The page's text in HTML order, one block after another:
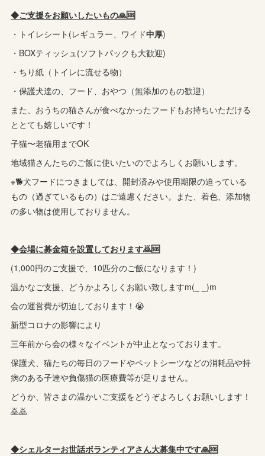
◆ご支援をお願いしたいもの🙏🆘️
・トイレシート(レギュラー、ワイド中厚)
・BOXティッシュ(ソフトパックも大歓迎)
・ちり紙（トイレに流せる物）
・保護犬達の、フード、おやつ（無添加のもの歓迎）
また、おうちの猫さんが食べなかったフードもお持ちいただける
ととても嬉しいです！
子猫〜老猫用までOK
地域猫さんたちのご飯に使いたいのでよろしくお願いします。
※🐕犬フードにつきましては、開封済みや使用期限の迫っている
もの（過ぎているもの）はご遠慮ください。また、着色、添加物
の多い物は使用しておりません。
◆会場に募金箱を設置しております🙇🆘️
(1,000円のご支援で、10匹分のご飯になります！)
温かなご支援、どうかよろしくお願い致しますm(_ _)m
会の運営費が切迫しております！😭
新型コロナの影響により
三年前から会の様々なイベントが中止となっております。
保護犬、猫たちの毎日のフードやペットシーツなどの消耗品や持
病のある子達や負傷猫の医療費等が足りません。
どうか、皆さまの温かいご支援をどうぞよろしくお願いします！
🙇🙇
◆シェルターお世話ボランティアさん大募集中です🙏🆘️